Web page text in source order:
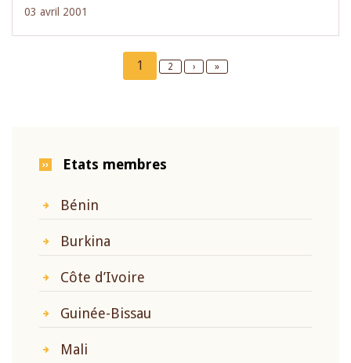
03 avril 2001
Current
page
1 Page
2
Next
›
Last
»
Etats membres
Bénin
Burkina
Côte d’Ivoire
Guinée-Bissau
Mali